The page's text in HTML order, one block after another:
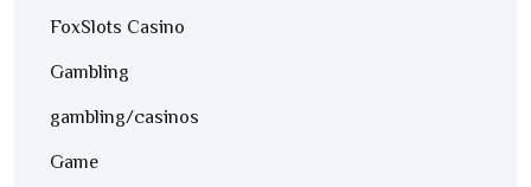
FoxSlots Casino
Gambling
gambling/casinos
Game